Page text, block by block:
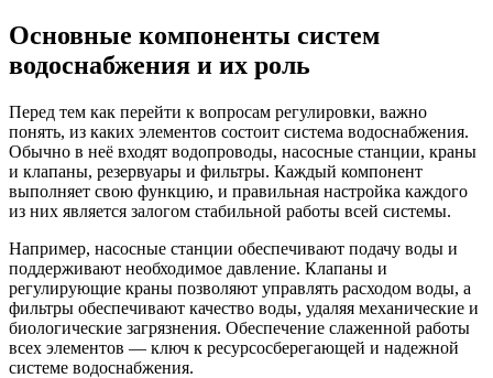
Основные компоненты систем
водоснабжения и их роль
Перед тем как перейти к вопросам регулировки, важно
понять, из каких элементов состоит система водоснабжения.
Обычно в неё входят водопроводы, насосные станции, краны
и клапаны, резервуары и фильтры. Каждый компонент
выполняет свою функцию, и правильная настройка каждого
из них является залогом стабильной работы всей системы.
Например, насосные станции обеспечивают подачу воды и
поддерживают необходимое давление. Клапаны и
регулирующие краны позволяют управлять расходом воды, а
фильтры обеспечивают качество воды, удаляя механические и
биологические загрязнения. Обеспечение слаженной работы
всех элементов — ключ к ресурсосберегающей и надежной
системе водоснабжения.